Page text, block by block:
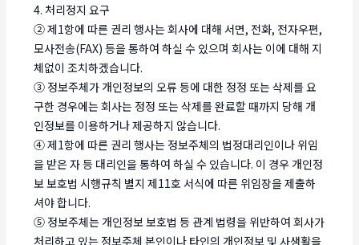
4. 처리정지 요구
② 제1항에 따른 권리 행사는 회사에 대해 서면, 전화, 전자우편,
모사전송(FAX) 등을 통하여 하실 수 있으며 회사는 이에 대해 지
체없이 조치하겠습니다.
③ 정보주체가 개인정보의 오류 등에 대한 정정 또는 삭제를 요
구한 경우에는 회사는 정정 또는 삭제를 완료할 때까지 당해 개
인정보를 이용하거나 제공하지 않습니다.
④ 제1항에 따른 권리 행사는 정보주체의 법정대리인이나 위임
을 받은 자 등 대리인을 통하여 하실 수 있습니다. 이 경우 개인정
보 보호법 시행규칙 별지 제11호 서식에 따른 위임장을 제출하
셔야 합니다.
⑤ 정보주체는 개인정보 보호법 등 관계 법령을 위반하여 회사가
처리하고 있는 정보주체 본인이나 타인의 개인정보 및 사생활을